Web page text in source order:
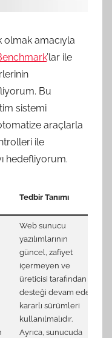
k
c
e
f
ı
a
olmak amacıyla
’lar ile
Bu
sistemi
otomatize araçlarla
ile
hedefliyorum.
Tedbir Tanımı
Web sunucu
yazılımlarının
güncel, zafiyet
içermeyen ve
üreticisi tarafından
desteği devam eden
kararlı sürümleri
kullanılmalıdır.
Ayrıca, sunucuda